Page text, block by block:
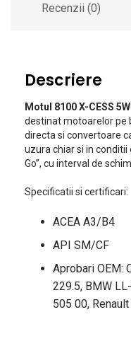
Recenzii (0)
Descriere
Motul 8100 X-CESS
destinat motoarelor pe
directa si convertoare
uzura chiar si in
Go”, cu interval de
Specificatii si certificari:
ACEA A3/B4
API SM/CF
Aprobari OEM:
229.5, BMW
505 00,